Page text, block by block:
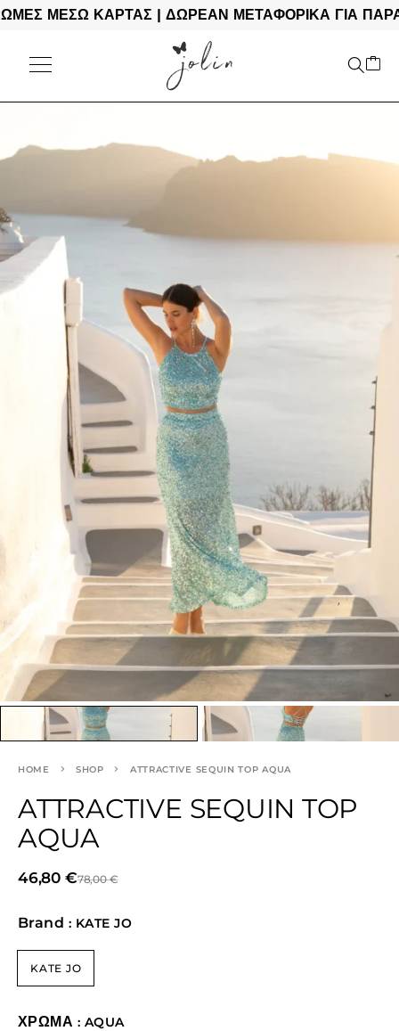
ΜΕΣΩ ΚΑΡΤΑΣ | ΔΩΡΕΑΝ ΜΕΤΑΦΟΡΙΚΑ ΓΙΑ
HOME SHOP ATTRACTIVE SEQUIN TOP AQUA
ATTRACTIVE SEQUIN TOP
AQUA
78,00€
46,80 €
Brand : KATE JO
KATE JO
ΧΡΩΜΑ : AQUA